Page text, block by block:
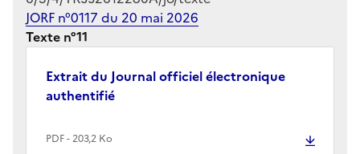
JORF n°0117 du 20 mai 2026
Texte n°11
Extrait du Journal officiel électronique
authentifié
PDF - 203,2 Ko